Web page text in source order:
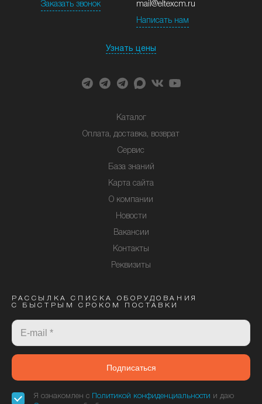
Заказать звонок mail@eltexcm.ru
Написать нам
Узнать цены
Каталог
Оплата, доставка, возврат
Сервис
База знаний
Карта сайта
О компании
Новости
Вакансии
Контакты
Реквизиты
РАССЫЛКА СПИСКА ОБОРУДОВАНИЯ
С БЫСТРЫМ СРОКОМ ПОСТАВКИ
Подписаться
Я ознакомлен с Политикой конфиденциальности и даю